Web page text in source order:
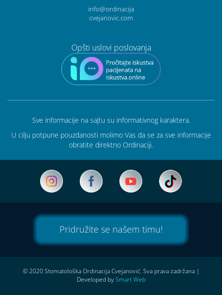
info@ordinacija
cvejanovic.com
Opšti uslovi poslovanja
Sve informacije na sajtu su informativnog karaktera.
U cilju potpune pouzdanosti molimo Vas da se za sve informacije
obratite direktno Ordinaciji.
Pridružite se našem timu!
© 2020 Stomatološka Ordinacija Cvejanović. Sva prava zadržana |
Developed bySmart Web